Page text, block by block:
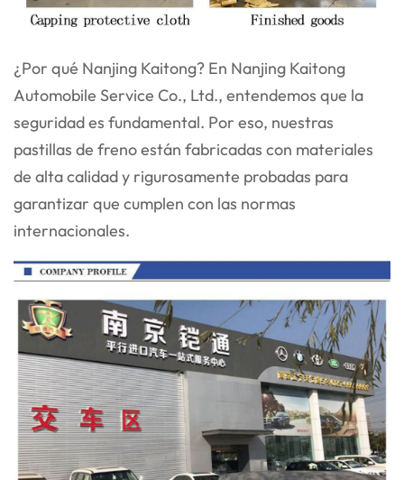
¿Por qué Nanjing Kaitong? En Nanjing Kaitong
Automobile Service Co., Ltd., entendemos que la
seguridad es fundamental. Por eso, nuestras
pastillas de freno están fabricadas con materiales
de alta calidad y rigurosamente probadas para
garantizar que cumplen con las normas
internacionales.